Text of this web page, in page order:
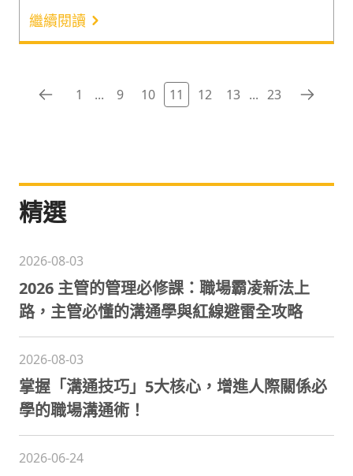
求的 9 種技能中，財務會計也是其中之一¹。因此以
下分享財務三表（資產負債表、綜合損益表、現金流
量表）的功能與解讀要點，以及可應用在產品開發上
提升數據決策力吧！
繼續閱讀
1 ... 9 10 11 12 13 ... 23
精選
2026-08-03
2026 主管的管理必修課：職場霸凌新法上
路，主管必懂的溝通學與紅線避雷全攻略
2026-08-03
掌握「溝通技巧」5大核心，增進人際關係必
學的職場溝通術！
2026-06-24